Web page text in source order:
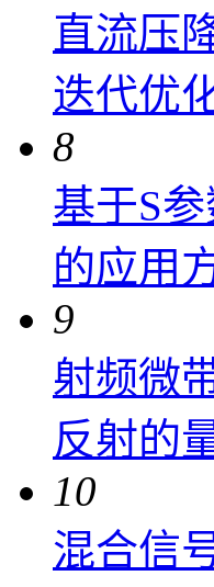
直流压
迭代优
8
基于S
的应用
9
射频微
反射的
10
混合信